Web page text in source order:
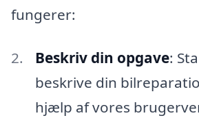
fungerer:
Beskriv din opgave:
beskrive din
hjælp af vores